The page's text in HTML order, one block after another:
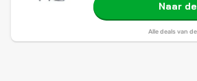
Naar
Alle deals van